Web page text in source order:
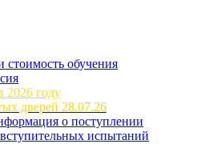
стоимость обучения
2026 году
дверей 28.07.26
о поступлении
испытаний